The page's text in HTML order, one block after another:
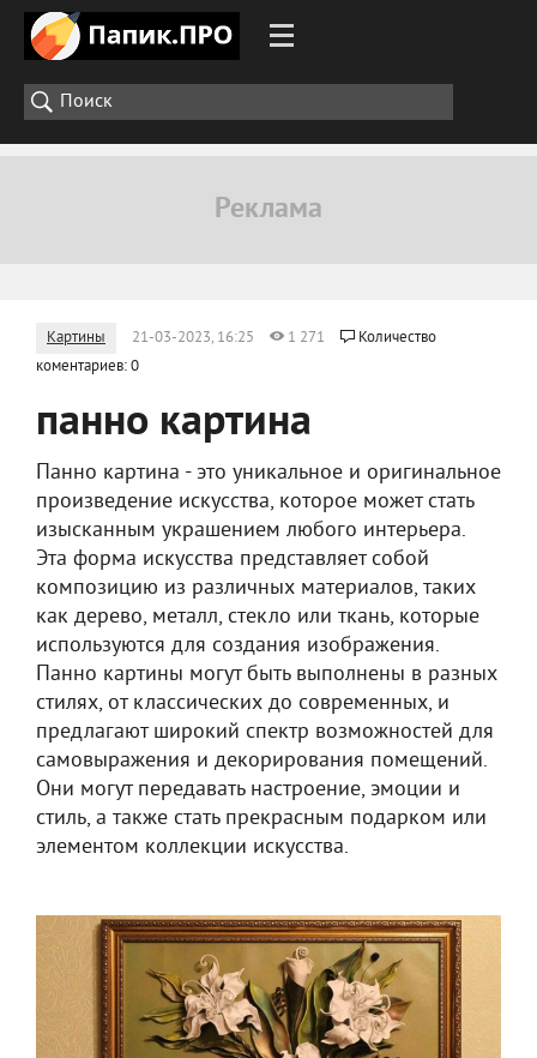
Картины 21-03-2023, 16:25 1 271
Количество
коментариев: 0
панно картина
Панно картина - это уникальное и оригинальное
произведение искусства, которое может стать
изысканным украшением любого интерьера.
Эта форма искусства представляет собой
композицию из различных материалов, таких
как дерево, металл, стекло или ткань, которые
используются для создания изображения.
Панно картины могут быть выполнены в разных
стилях, от классических до современных, и
предлагают широкий спектр возможностей для
самовыражения и декорирования помещений.
Они могут передавать настроение, эмоции и
стиль, а также стать прекрасным подарком или
элементом коллекции искусства.